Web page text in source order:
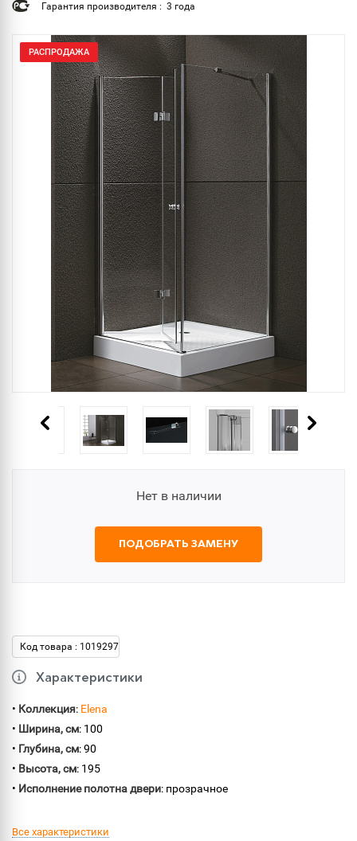
Гарантия производителя : 3 года
РАСПРОДАЖА
Нет в наличии
ПОДОБРАТЬ ЗАМЕНУ
Код товара : 1019297
Характеристики
• Коллекция: Elena
• Ширина, см: 100
• Глубина, см: 90
• Высота, см: 195
• Исполнение полотна двери: прозрачное
Все характеристики